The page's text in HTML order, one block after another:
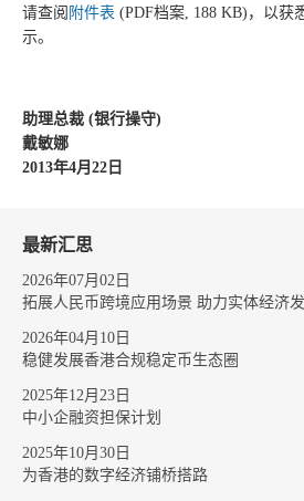
请查阅 附件表 (PDF档案, 188 KB)，以获
示。
助理总裁 (银行操守)
戴敏娜
2013年4月22 日
最新汇思
2026年07月02日
拓展人民币跨境应用场景 助力实体经济
2026年04月10日
稳健发展香港合规稳定币生态圈
2025年12月23日
中小企融资担保计划
2025年10月30日
为香港的数字经济铺桥搭路